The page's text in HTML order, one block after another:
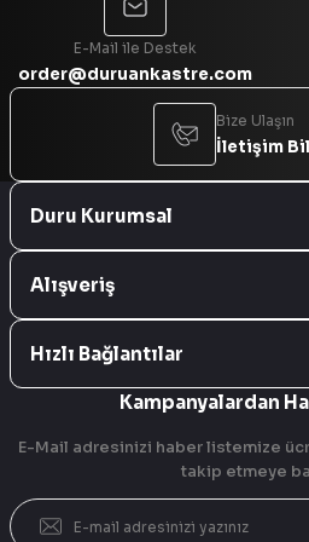
E-Mail ile Destek
order@duruankastre.com
Bize Ulaşın
İletişim
Duru Kurumsal
Alışveriş
Hızlı Bağlantılar
Kampanyalardan
E-Mail adresinizi haber listemize
takip etmeye